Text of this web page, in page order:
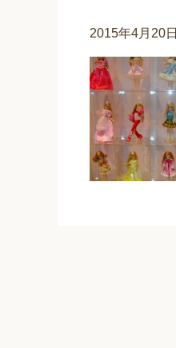
2015年4月20日